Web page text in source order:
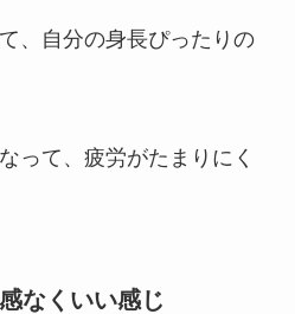
、自分の身長ぴったりの
って、疲労がたまりにく
なくいい感じ